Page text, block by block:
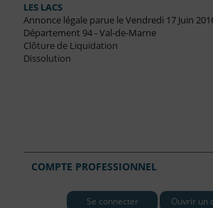
LES LACS
Annonce légale parue le Vendredi 17 Juin
Département 94 - Val-de-Marne
Clôture de Liquidation
Dissolution
COMPTE PROFESSIONNEL
Se connecter Ouvrir un